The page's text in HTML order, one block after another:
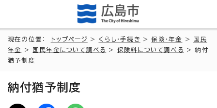
現在の位置： トップページ > くらし・手続き >保険・年金 >
国民
年金
> 国民年金について調べる > 保険料について調べる
> 納付
猶予制度
納付猶予制度